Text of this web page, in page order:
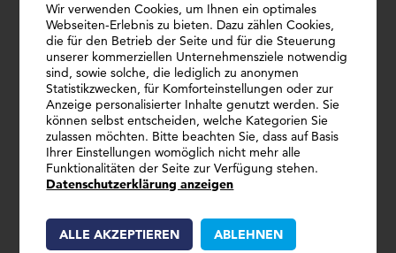
Unseren Mitarbeitern gegenüber
empfinden wir die größte Wertschätzung,
die man eigentlich durch nichts aufwiegen
kann. Deshalb bieten wir allen Kollegen
bei OBERNDORFER eine Reihe an
Benefits.
Wir verwenden Cookies, um Ihnen ein optimales
Webseiten-Erlebnis zu bieten. Dazu zählen Cookies,
die für den Betrieb der Seite und für die Steuerung
unserer kommerziellen Unternehmensziele notwendig
sind, sowie solche, die lediglich zu anonymen
Statistikzwecken, für Komforteinstellungen oder zur
Anzeige personalisierter Inhalte genutzt werden. Sie
können selbst entscheiden, welche Kategorien Sie
zulassen möchten. Bitte beachten Sie, dass auf Basis
Ihrer Einstellungen womöglich nicht mehr alle
Funktionalitäten der Seite zur Verfügung stehen.
Datenschutzerklärung anzeigen
ALLE AKZEPTIEREN ABLEHNEN